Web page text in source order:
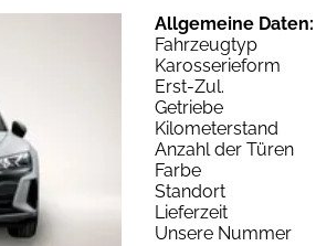
Allgemeine Daten:
Fahrzeugtyp
Karosserieform
Erst-Zul.
Getriebe
Kilometerstand
Anzahl der Türen
Farbe
Standort
Lieferzeit
Unsere Nummer